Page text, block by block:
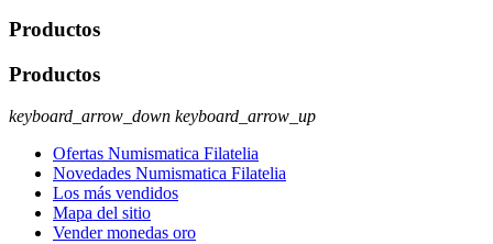
Productos
Productos
keyboard_arrow_down keyboard_arrow_up
Ofertas Numismatica Filatelia
Novedades Numismatica Filatelia
Los más vendidos
Mapa del sitio
Vender monedas oro